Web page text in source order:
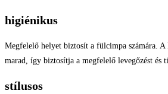
higiénikus
Megfelelő helyet biztosít a fülcimpa számára. A
marad, így biztosítja a megfelelő levegőzést és
stílusos